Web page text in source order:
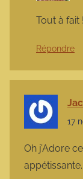
Tout à fait !
Répondre
17
Oh j’Adore